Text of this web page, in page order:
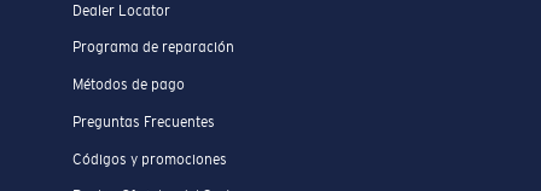
Dealer Locator
Programa de reparación
Métodos de pago
Preguntas Frecuentes
Códigos y promociones